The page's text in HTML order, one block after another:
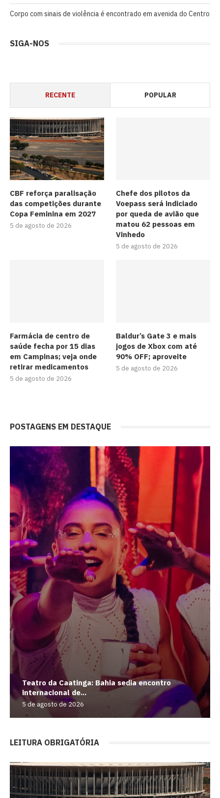
Corpo com sinais de violência é encontrado em avenida do Centro
SIGA-NOS
RECENTE POPULAR
CBF reforça paralisação
das competições durante
Copa Feminina em 2027
5 de agosto de 2026
Chefe dos pilotos da
Voepass será indiciado
por queda de avião que
matou 62 pessoas em
Vinhedo
5 de agosto de 2026
Farmácia de centro de
saúde fecha por 15 dias
em Campinas; veja onde
retirar medicamentos
5 de agosto de 2026
Baldur’s Gate 3 e mais
jogos de Xbox com até
90% OFF; aproveite
5 de agosto de 2026
POSTAGENS EM DESTAQUE
Teatro da Caatinga: Bahia sedia encontro
internacional de...
5 de agosto de 2026
LEITURA OBRIGATÓRIA